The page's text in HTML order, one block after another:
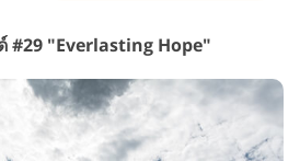
#29 "Everlasting Hope"